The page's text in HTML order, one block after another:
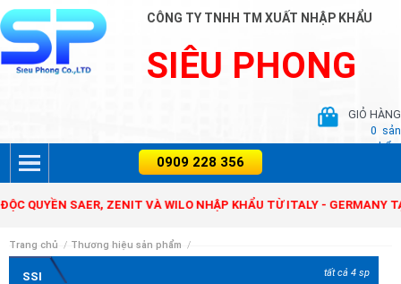
CÔNG TY TNHH TM XUẤT NHẬP KHẨU
SIÊU PHONG
GIỎ HÀNG
0 sản
phẩm
QUYỀN SAER, ZENIT VÀ WILO NHẬP KHẨU TỪ ITALY - GERMANY
Trang chủ / Thương hiệu sản phẩm /
SSI tất cả 4 sp